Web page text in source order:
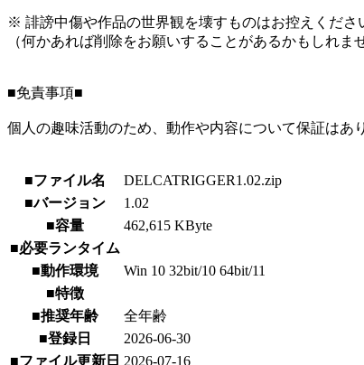
※ 誹謗中傷や作品の世界観を壊すものはお控えくださ
（何かあれば削除をお願いすることがあるかもしれま
■免責事項■
個人の趣味活動のため、動作や内容について保証はあ
■ファイル名
DELCATRIGGER1.02.zip
■バージョン
1.02
■容量
462,615 KByte
■必要ランタイム
■動作環境
Win 10 32bit/10 64bit/11
■特徴
■推奨年齢
全年齢
■登録日
2026-06-30
■ファイル更新日 2026-07-16